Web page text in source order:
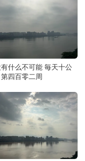
什么不可能 毎天十公
四百零二周